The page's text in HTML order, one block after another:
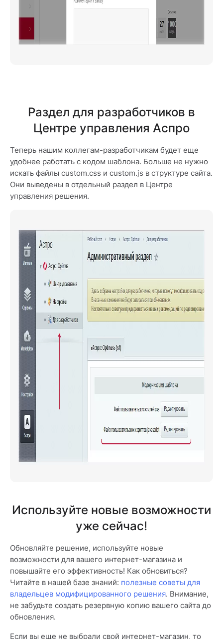
Раздел для разработчиков в
Центре управления Аспро
Теперь нашим коллегам-разработчикам будет еще
удобнее работать с кодом шаблона. Больше не нужно
искать файлы custom.css и custom.js в структуре сайта.
Они выведены в отдельный раздел в Центре
управления решения.
Используйте новые возможности
уже сейчас!
Обновляйте решение, используйте новые
возможности для вашего интернет-магазина и
повышайте его эффективность! Как обновиться?
Читайте в нашей базе знаний: полезные советы для
владельцев модифицированного решения. Внимание,
не забудьте создать резервную копию вашего сайта до
обновления.
Если вы еще не выбрали свой интернет-магазин, то